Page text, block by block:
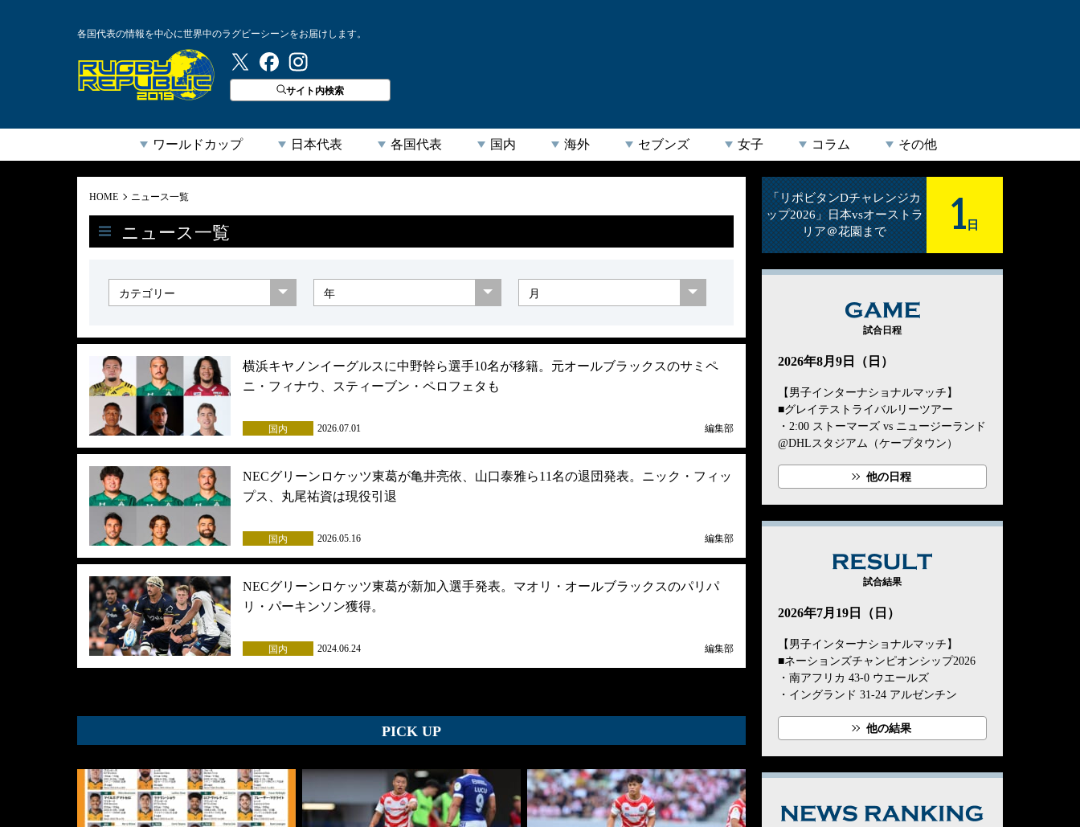
各国代表の情報を中心に世界中のラグビーシーンをお届けします。
ラグビーリパブリック
サイト内検索
ワールドカップ 日本代表 各国代表 国内 海外 セブンズ 女子 コラム その他
HOME ニュース一覧
ニュース一覧
横浜キヤノンイーグルスに中野幹ら選手10名が移籍。元オールブラックスのサミペ
ニ・フィナウ、スティーブン・ペロフェタも
国内 2026.07.01 編集部
NECグリーンロケッツ東葛が亀井亮依、山口泰雅ら11名の退団発表。ニック・フィッ
プス、丸尾祐資は現役引退
国内 2026.05.16 編集部
NECグリーンロケッツ東葛が新加入選手発表。マオリ・オールブラックスのパリパ
リ・パーキンソン獲得。
国内 2024.06.24 編集部
PICK UP
「リポビタンDチャレンジカ
ップ2026」日本vsオーストラ
リア＠花園まで
1 日
GAME
試合日程
2026年8月9日（日）
【男子インターナショナルマッチ】
■グレイテストライバルリーツアー
・2:00 ストーマーズ vs ニュージーランド
@DHLスタジアム（ケープタウン）
他の日程
試合結果
2026年7月19日（日）
【男子インターナショナルマッチ】
■ネーションズチャンピオンシップ2026
・南アフリカ 43-0 ウエールズ
・イングランド 31-24 アルゼンチン
他の結果